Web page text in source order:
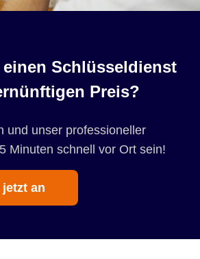
Schlüsseldienst
Preis?
und unser professioneller
Minuten schnell vor Ort sein!
jetzt an